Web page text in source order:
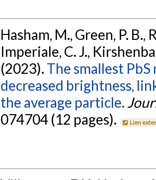
Hasham, M., Green, P. B.,
Imperiale, C. J.,
(2023). The smallest
decreased brightness,
the average particle.
074704 (12 pages).
Lien